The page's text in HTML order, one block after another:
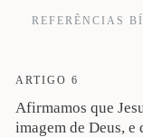
REFERÊNCIAS
Deus; antes, a si mesmo
também Mt 9:10; 16:16;
1:20-22; Cl 1:16-17;
ARTIGO 6
Afirmamos que
imagem de Deus, e